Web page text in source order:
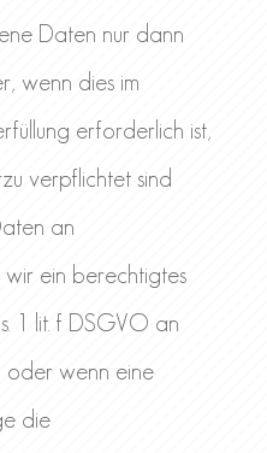
Daten nur dann
wenn dies im
erforderlich ist,
verpflichtet sind
an
ein berechtigtes
1 lit. f DSGVO an
wenn eine
die